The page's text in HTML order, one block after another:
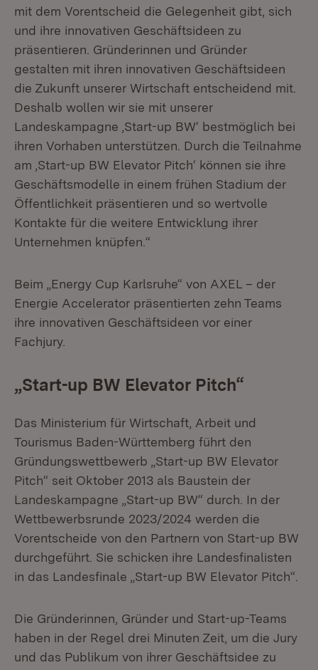
mit dem Vorentscheid die Gelegenheit gibt, sich
und ihre innovativen Geschäftsideen zu
präsentieren. Gründerinnen und Gründer
gestalten mit ihren innovativen Geschäftsideen
die Zukunft unserer Wirtschaft entscheidend mit.
Deshalb wollen wir sie mit unserer
Landeskampagne ‚Start-up BW‘ bestmöglich bei
ihren Vorhaben unterstützen. Durch die Teilnahme
am ‚Start-up BW Elevator Pitch‘ können sie ihre
Geschäftsmodelle in einem frühen Stadium der
Öffentlichkeit präsentieren und so wertvolle
Kontakte für die weitere Entwicklung ihrer
Unternehmen knüpfen.“
Beim „Energy Cup Karlsruhe“ von AXEL – der
Energie Accelerator präsentierten zehn Teams
ihre innovativen Geschäftsideen vor einer
Fachjury.
„Start-up BW Elevator Pitch“
Das Ministerium für Wirtschaft, Arbeit und
Tourismus Baden-Württemberg führt den
Gründungswettbewerb „Start-up BW Elevator
Pitch“ seit Oktober 2013 als Baustein der
Landeskampagne „Start-up BW“ durch. In der
Wettbewerbsrunde 2023/2024 werden die
Vorentscheide von den Partnern von Start-up BW
durchgeführt. Sie schicken ihre Landesfinalisten
in das Landesfinale „Start-up BW Elevator Pitch“.
Die Gründerinnen, Gründer und Start-up-Teams
haben in der Regel drei Minuten Zeit, um die Jury
und das Publikum von ihrer Geschäftsidee zu